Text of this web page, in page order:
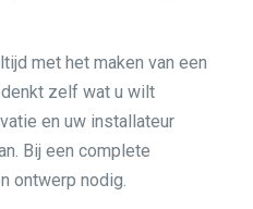
met het maken van een
zelf wat u wilt
en uw installateur
Bij een complete
ontwerp nodig.